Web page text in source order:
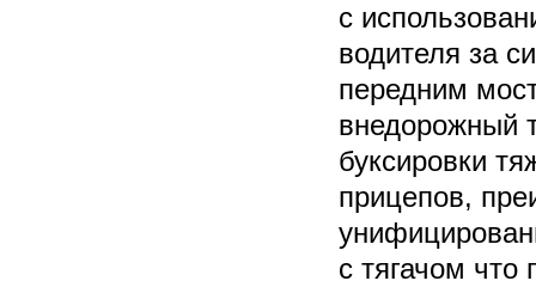
с
водителя за
передним
внедорожный
буксировки
прицепов,
с тягачом что